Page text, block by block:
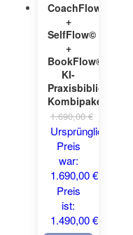
CoachFlow©
+
SelfFlow©
+
BookFlow©
KI-
Praxisbibliothek
Kombipaket
1.690,00€
Ursprünglicher
Preis
war:
1.690,00 €1.490,00
Preis
ist:
1.490,00 €.